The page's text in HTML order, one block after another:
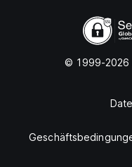
© 1999-2026